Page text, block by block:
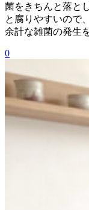
菌をきちんと落と
と腐りやすいので
余計な雑菌の発生
0